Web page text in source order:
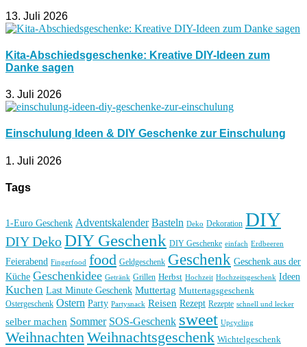
13. Juli 2026
Kita-Abschiedsgeschenke: Kreative DIY-Ideen zum
Danke sagen
3. Juli 2026
Einschulung Ideen & DIY Geschenke zur Einschulung
1. Juli 2026
Tags
1-Euro Geschenk Adventskalender Basteln Deko Dekoration DIY
DIY DekoDIY Geschenk DIY Geschenke einfach Erdbeeren
Feierabend Fingerfood food Geldgeschenk Geschenk Geschenk aus der
Küche Geschenkidee Getränk Grillen Herbst Hochzeit Hochzeitsgeschenk Ideen
Kuchen Last Minute Geschenk Muttertag Muttertagsgeschenk
Ostergeschenk Ostern Party Partysnack Reisen Rezept Rezepte schnell und lecker
selber machen Sommer SOS-Geschenk sweet Upcycling
WeihnachtenWeihnachtsgeschenk Wichtelgeschenk